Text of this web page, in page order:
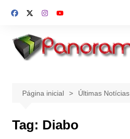
para
conteúdo
Página inicial Últimas Notícias
Tag: Diabo